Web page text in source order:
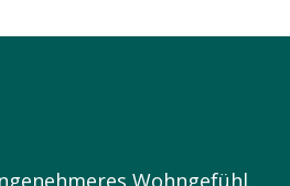
Wohngefühl.